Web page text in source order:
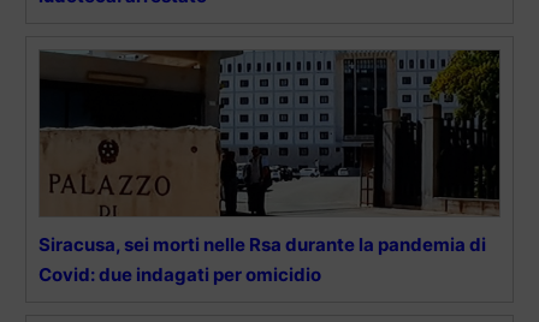
Siracusa, sei morti nelle Rsa durante la pandemia di
Covid: due indagati per omicidio